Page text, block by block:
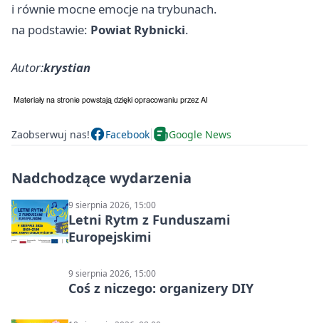
i równie mocne emocje na trybunach.
na podstawie: Powiat Rybnicki.
Autor:krystian
Zaobserwuj nas! Facebook Google News
Nadchodzące wydarzenia
9 sierpnia 2026, 15:00
Letni Rytm z Funduszami
Europejskimi
9 sierpnia 2026, 15:00
Coś z niczego: organizery DIY